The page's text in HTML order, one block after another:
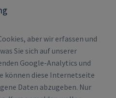
aber wir erfassen und
Sie sich auf unserer
Google-Analytics und
können diese Internetseite
Daten abzugeben. Nur